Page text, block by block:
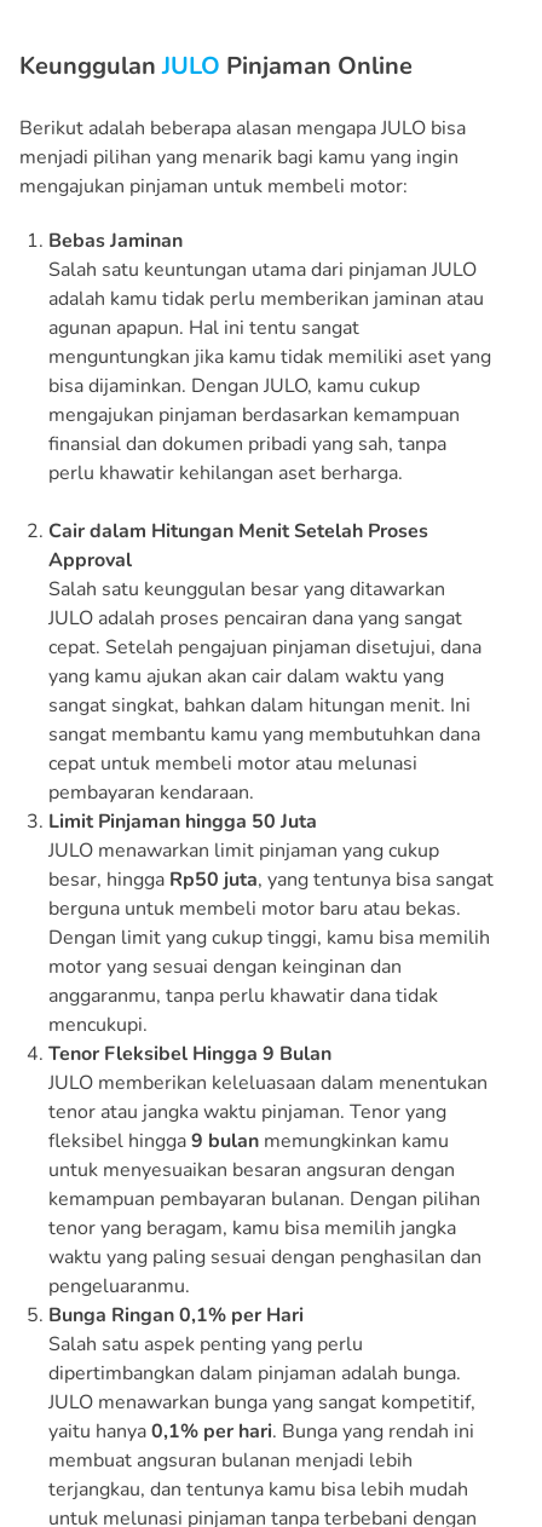
KeunggulanJULO Pinjaman Online
Berikut adalah beberapa alasan mengapa JULO bisa
menjadi pilihan yang menarik bagi kamu yang ingin
mengajukan pinjaman untuk membeli motor:
Bebas Jaminan
Salah satu keuntungan utama dari pinjaman JULO
adalah kamu tidak perlu memberikan jaminan atau
agunan apapun. Hal ini tentu sangat
menguntungkan jika kamu tidak memiliki aset yang
bisa dijaminkan. Dengan JULO, kamu cukup
mengajukan pinjaman berdasarkan kemampuan
finansial dan dokumen pribadi yang sah, tanpa
perlu khawatir kehilangan aset berharga.
Cair dalam Hitungan Menit Setelah Proses
Approval
Salah satu keunggulan besar yang ditawarkan
JULO adalah proses pencairan dana yang sangat
cepat. Setelah pengajuan pinjaman disetujui, dana
yang kamu ajukan akan cair dalam waktu yang
sangat singkat, bahkan dalam hitungan menit. Ini
sangat membantu kamu yang membutuhkan dana
cepat untuk membeli motor atau melunasi
pembayaran kendaraan.
Limit Pinjaman hingga 50 Juta
JULO menawarkan limit pinjaman yang cukup
besar, hingga Rp50 juta, yang tentunya bisa sangat
berguna untuk membeli motor baru atau bekas.
Dengan limit yang cukup tinggi, kamu bisa memilih
motor yang sesuai dengan keinginan dan
anggaranmu, tanpa perlu khawatir dana tidak
mencukupi.
Tenor Fleksibel Hingga 9 Bulan
JULO memberikan keleluasaan dalam menentukan
tenor atau jangka waktu pinjaman. Tenor yang
fleksibel hingga9 bulan memungkinkan kamu
untuk menyesuaikan besaran angsuran dengan
kemampuan pembayaran bulanan. Dengan pilihan
tenor yang beragam, kamu bisa memilih jangka
waktu yang paling sesuai dengan penghasilan dan
pengeluaranmu.
Bunga Ringan 0,1% per Hari
Salah satu aspek penting yang perlu
dipertimbangkan dalam pinjaman adalah bunga.
JULO menawarkan bunga yang sangat kompetitif,
yaitu hanya0,1% per hari. Bunga yang rendah ini
membuat angsuran bulanan menjadi lebih
terjangkau, dan tentunya kamu bisa lebih mudah
untuk melunasi pinjaman tanpa terbebani dengan